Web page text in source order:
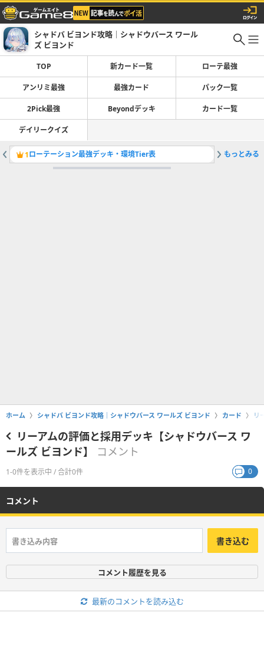
シャドバ ビヨンド攻略｜シャドウバース ワール
ズ ビヨンド
TOP 新カード一覧 ローテ最強
アンリミ最強 最強カード パック一覧
2Pick最強 Beyondデッキ カード一覧
デイリークイズ
1ローテーション最強デッキ・環境Tier表 2
もっとみる
ホーム シャドバ ビヨンド攻略｜シャドウバース ワールズ ビヨンド カード リ
リーアムの評価と採用デッキ【シャドウバース ワ
ールズ ビヨンド】
コメント
1-0件を表示中 / 合計0件 0
コメント
書き込む
コメント履歴を見る
最新のコメントを読み込む